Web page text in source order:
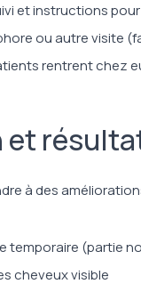
et instructions
ou autre visite
rentrent chez
et
à des
temporaire (partie
cheveux visible